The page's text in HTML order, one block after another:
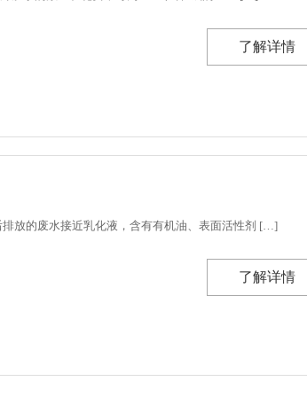
了解详情
放的废水接近乳化液，含有有机油、表面活性剂 […]
了解详情